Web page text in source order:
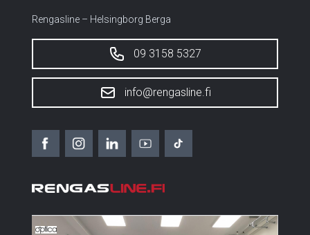
Rengasline – Helsingborg Berga
09 3158 5327
info@rengasline.fi